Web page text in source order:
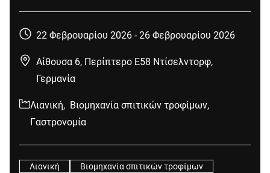
22 Φεβρουαρίου 2026 -26 Φεβρουαρίου 2026
Αίθουσα 6, Περίπτερο E58 Ντίσελντορφ,
Γερμανία
Λιανική, Βιομηχανία σπιτικών τροφίμων,
Γαστρονομία
Λιανική
Βιομηχανία σπιτικών τροφίμων